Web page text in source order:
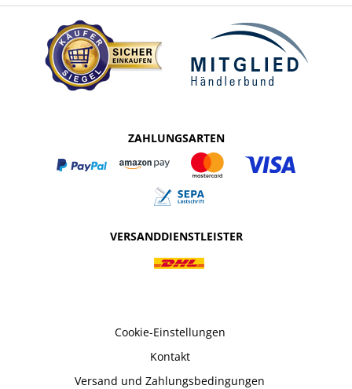
ZAHLUNGSARTEN
VERSANDDIENSTLEISTER
Cookie-Einstellungen
Kontakt
Versand und Zahlungsbedingungen